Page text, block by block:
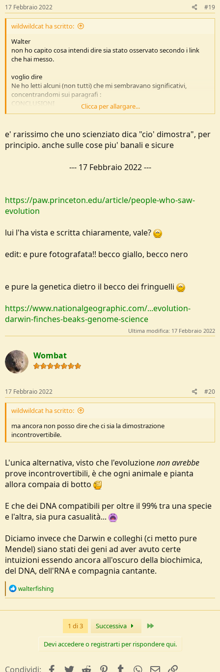
17 Febbraio 2022 #19
wildwildcat ha scritto:
Walter
non ho capito cosa intendi dire sia stato osservato secondo i link
che hai messo.
voglio dire
Ne ho letti alcuni (non tutti) che mi sembravano significativi,
concentrandomi sui paragrafi :
CONCLUSIONI
sono pieni di frasi del tipo:
"ciò suggerisce"
non c'è mai "ciò dimostra"
ma ancora non posso dire che ci sia la dimostrazione
incontrovertibile.
Clicca per allargare...
e' rarissimo che uno scienziato dica "cio' dimostra", per
principio. anche sulle cose piu' banali e sicure
--- 17 Febbraio 2022---
https://paw.princeton.edu/article/people-who-saw-
evolution
lui l'ha vista e scritta chiaramente, vale?
edit: e pure fotografata!! becco giallo, becco nero
e pure la genetica dietro il becco dei fringuelli
https://www.nationalgeographic.com/...evolution-
darwin-finches-beaks-genome-science
Ultima modifica: 17 Febbraio 2022
Wombat
17 Febbraio 2022 #20
wildwildcat ha scritto:
ma ancora non posso dire che ci sia la dimostrazione
incontrovertibile.
L'unica alternativa, visto che l'evoluzionenon avrebbe
prove incontrovertibili, è che ogni animale e pianta
allora compaia di botto
E che dei DNA compatibili per oltre il 99% tra una specie
e l'altra, sia pura casualità...
Diciamo invece che Darwin e colleghi (ci metto pure
Mendel) siano stati dei geni ad aver avuto certe
intuizioni essendo ancora all'oscuro della biochimica,
del DNA, dell'RNA e compagnia cantante.
R
c
walterfishing
1 di 3 Successiva
Devi accedere o registrarti per rispondere qui.
Condividi: facebookTwitterReddit PinterestTumblrWhatsApp
e-mail